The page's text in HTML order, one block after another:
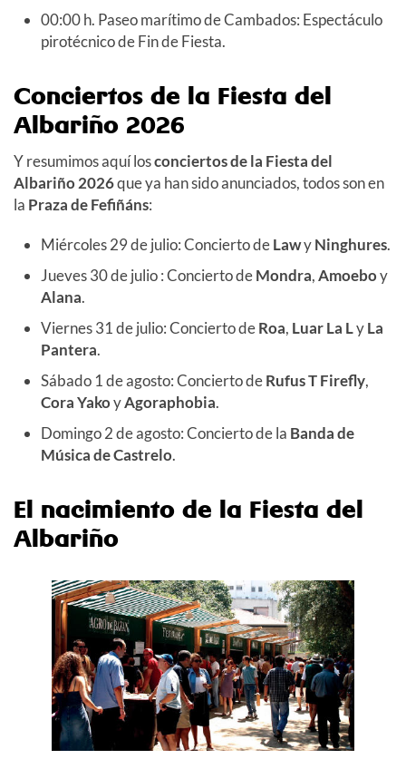
00:00 h. Paseo marítimo de Cambados: Espectáculo
pirotécnico de Fin de Fiesta.
Conciertos de la Fiesta del
Albariño 2026
Y resumimos aquí losconciertos de la Fiesta del
Albariño 2026que ya han sido anunciados, todos son en
la Praza de Fefiñáns:
Miércoles 29 de julio: Concierto deLawyNinghures.
Jueves 30 de julio : Concierto deMondra,Amoeboy
Alana.
Viernes 31 de julio: Concierto deRoa, Luar La LyLa
Pantera.
Sábado 1 de agosto: Concierto deRufus T Firefly,
Cora YakoyAgoraphobia.
Domingo 2 de agosto: Concierto de la Banda de
Música de Castrelo.
El nacimiento de la Fiesta del
Albariño